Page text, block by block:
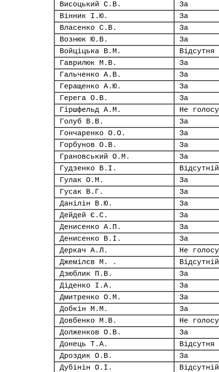
Висоцький С.В.
За
Вінник І.Ю.
За
Власенко С.В.
За
Вознюк Ю.В.
За
Войціцька В.М.
Відсутня
Гаврилюк М.В.
За
Гальченко А.В.
За
Геращенко А.Ю.
За
Герега О.В.
За
Гіршфельд А.М.
Не
Голуб В.В.
За
Гончаренко О.О.
За
Горбунов О.В.
За
Грановський О.М.
За
Гудзенко В.І.
Відсутній
Гулак О.М.
За
Гусак В.Г.
За
Данілін В.Ю.
За
Дейдей Є.С.
За
Денисенко А.П.
За
Денисенко В.І.
За
Деркач А.Л.
Не
Джемілєв М. .
Відсутній
Дзюблик П.В.
За
Діденко І.А.
За
Дмитренко О.М.
За
Добкін М.М.
За
Довбенко М.В.
Не
Долженков О.В.
За
Донець Т.А.
Відсутня
Дроздик О.В.
За
Дубінін О.І.
Відсутній